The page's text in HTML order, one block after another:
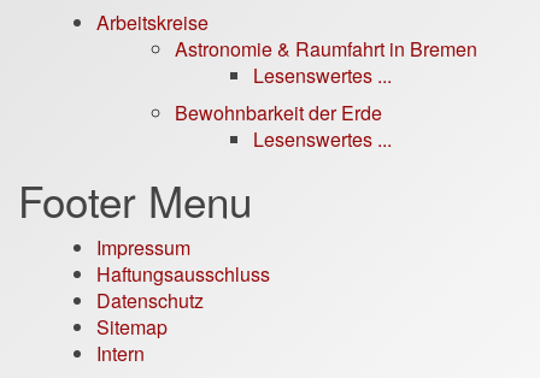
Arbeitskreise
Astronomie & Raumfahrt in Bremen
Lesenswertes ...
Bewohnbarkeit der Erde
Lesenswertes ...
Footer Menu
Impressum
Haftungsausschluss
Datenschutz
Sitemap
Intern